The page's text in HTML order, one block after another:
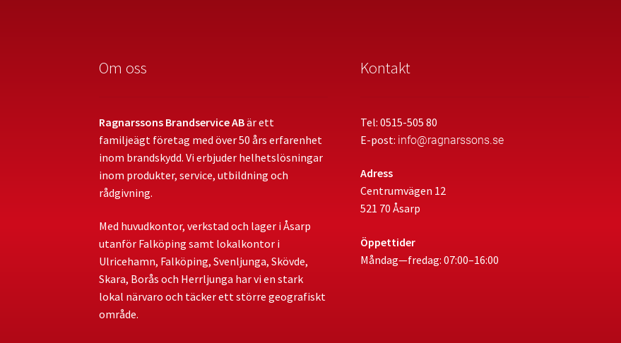
Om oss
Ragnarssons Brandservice ABär ett
familjeägt företag med över 50 års erfarenhet
inom brandskydd. Vi erbjuder helhetslösningar
inom produkter, service, utbildning och
rådgivning.
Med huvudkontor, verkstad och lager i Åsarp
utanför Falköping samt lokalkontor i
Ulricehamn, Falköping, Svenljunga, Skövde,
Skara, Borås och Herrljunga har vi en stark
lokal närvaro och täcker ett större geografiskt
område.
Kontakt
Tel: 0515-505 80
E-post: info@ragnarssons.se
Adress
Centrumvägen 12
521 70 Åsarp
Öppettider
Måndag—fredag: 07:00–16:00